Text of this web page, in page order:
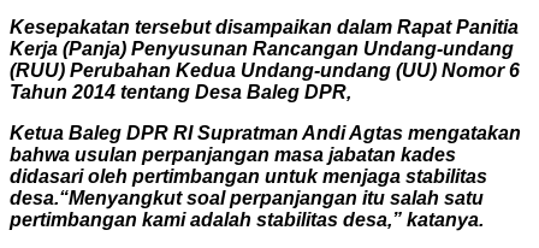
Kesepakatan tersebut disampaikan dalam Rapat Panitia
Kerja (Panja) Penyusunan Rancangan Undang-undang
(RUU) Perubahan Kedua Undang-undang (UU) Nomor 6
Tahun 2014 tentang Desa Baleg DPR,
Ketua Baleg DPR RI Supratman Andi Agtas mengatakan
bahwa usulan perpanjangan masa jabatan kades
didasari oleh pertimbangan untuk menjaga stabilitas
desa.“Menyangkut soal perpanjangan itu salah satu
pertimbangan kami adalah stabilitas desa,” katanya.